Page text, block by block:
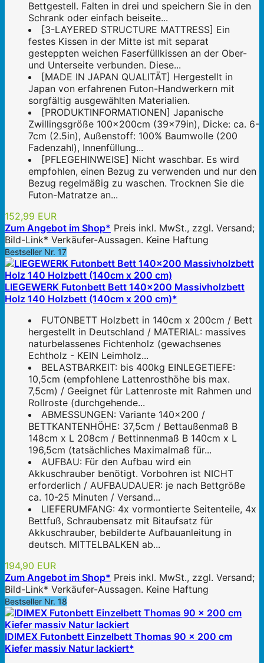
Bettgestell. Falten in drei und speichern Sie in den
Schrank oder einfach beiseite...
[3-LAYERED STRUCTURE MATTRESS] Ein
festes Kissen in der Mitte ist mit separat
gesteppten weichen Faserfüllkissen an der Ober-
und Unterseite verbunden. Diese...
[MADE IN JAPAN QUALITÄT] Hergestellt in
Japan von erfahrenen Futon-Handwerkern mit
sorgfältig ausgewählten Materialien.
[PRODUKTINFORMATIONEN] Japanische
Zwillingsgröße 100x200cm (39x79in), Dicke: ca. 6-
7cm (2.5in), Außenstoff: 100% Baumwolle (200
Fadenzahl), Innenfüllung...
[PFLEGEHINWEISE] Nicht waschbar. Es wird
empfohlen, einen Bezug zu verwenden und nur den
Bezug regelmäßig zu waschen. Trocknen Sie die
Futon-Matratze an...
152,99 EUR
Zum Angebot im Shop* Preis inkl. MwSt., zzgl. Versand;
Bild-Link* Verkäufer-Aussagen. Keine Haftung
Bestseller Nr. 17
LIEGEWERK Futonbett Bett 140x200 Massivholzbett
Holz 140 Holzbett (140cm x 200 cm)*
FUTONBETT Holzbett in 140cm x 200cm / Bett
hergestellt in Deutschland / MATERIAL: massives
naturbelassenes Fichtenholz (gewachsenes
Echtholz - KEIN Leimholz...
BELASTBARKEIT: bis 400kg EINLEGETIEFE:
10,5cm (empfohlene Lattenrosthöhe bis max.
7,5cm) / Geeignet für Lattenroste mit Rahmen und
Rollroste (durchgehende...
ABMESSUNGEN: Variante 140x200 /
BETTKANTENHÖHE: 37,5cm / Bettaußenmaß B
148cm x L 208cm / Bettinnenmaß B 140cm x L
196,5cm (tatsächliches Maximalmaß für...
AUFBAU: Für den Aufbau wird ein
Akkuschrauber benötigt. Vorbohren ist NICHT
erforderlich / AUFBAUDAUER: je nach Bettgröße
ca. 10-25 Minuten / Versand...
LIEFERUMFANG: 4x vormontierte Seitenteile, 4x
Bettfuß, Schraubensatz mit Bitaufsatz für
Akkuschrauber, bebilderte Aufbauanleitung in
deutsch. MITTELBALKEN ab...
194,90 EUR
Zum Angebot im Shop* Preis inkl. MwSt., zzgl. Versand;
Bild-Link* Verkäufer-Aussagen. Keine Haftung
Bestseller Nr. 18
IDIMEX Futonbett Einzelbett Thomas 90 x 200 cm
Kiefer massiv Natur lackiert*